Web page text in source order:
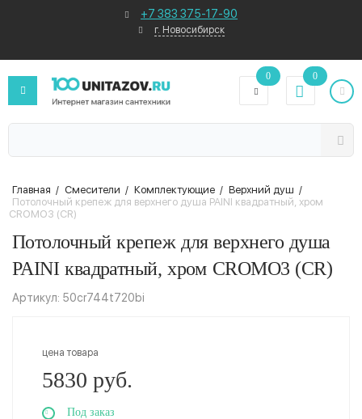
+7 383 375-17-90
г. Новосибирск
0 0
Главная / Смесители / Комплектующие / Верхний душ /
Потолочный крепеж для верхнего душа PAINI квадратный, хром
CROMO3 (CR)
Потолочный крепеж для верхнего душа
PAINI квадратный, хром CROMO3 (CR)
Артикул: 50cr744t720bi
цена товара
5830 руб.
Под заказ